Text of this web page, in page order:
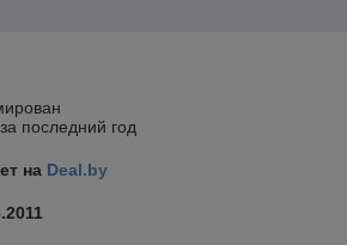
последний год
на Deal.by